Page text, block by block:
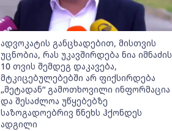
ადვოკატის განცხადებით, მისთვის
უცნობია, რას უკავშირდება ნია იმნაძის
10 თვის შემდეგ დაკავება,
მტკიცებულებებში არ ფიქსირდება
„მეტადან“ გამოთხოვილი ინფორმაცია
და შესაძლოა უწყებებზე
საზოგადოებრივ წნეხს ჰქონდეს
ადგილი